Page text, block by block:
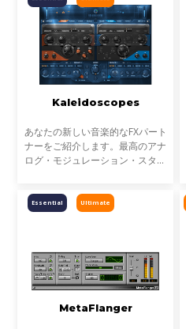
Kaleidoscopes
あなたの新しい音楽的なFXパート
ナーをご紹介します。最高のアナ
ログ・モジュレーション・スタジ
ー、コーラス、トレモロ・サウン
Ultimate
Essential
MetaFlanger